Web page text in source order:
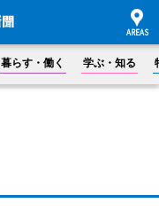
暮らす・働く 学ぶ・知る